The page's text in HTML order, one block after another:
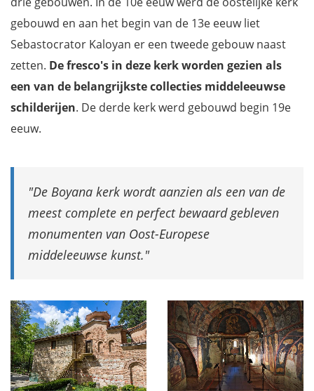
gebouwd en aan het begin van de 13e eeuw liet
Sebastocrator Kaloyan er een tweede gebouw naast
zetten. De fresco's in deze kerk worden gezien als
een van de belangrijkste collecties middeleeuwse
schilderijen. De derde kerk werd gebouwd begin 19e
eeuw.
De Boyana kerk wordt aanzien als een van de
meest complete en perfect bewaard gebleven
monumenten van Oost-Europese
middeleeuwse kunst.